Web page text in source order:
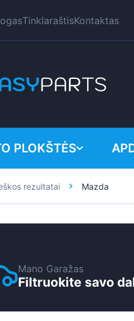
TinklaraštisKontaktas
PLOKŠTĖS
automobiliai
rezultatai Mazda
Mano Garažas
Filtruokite savo